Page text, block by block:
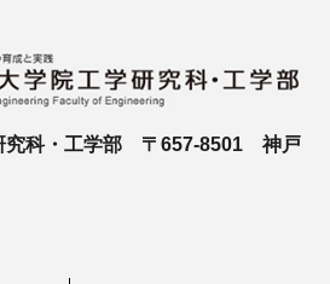
究科・工学部 〒657-8501 神戸